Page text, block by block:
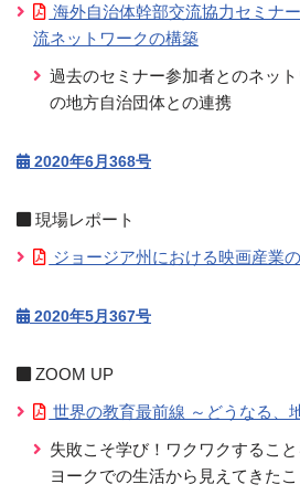
海外自治体幹部交流協力セミナ
流ネットワークの構築
過去のセミナー参加者とのネッ
の地方自治団体との連携
2020年6月368号
現場レポート
ジョージア州における映画産業
2020年5月367号
ZOOM UP
世界の教育最前線 ～どうなる、
失敗こそ学び！ワクワクするこ
ヨークでの生活から見えてきたこ